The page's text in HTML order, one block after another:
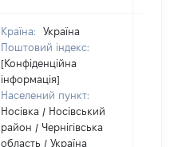
Країна:
Україна
Поштовий індекс:
[Конфіденційна
інформація]
Населений пункт:
Носівка / Носівський
район / Чернігівська
область / Україна